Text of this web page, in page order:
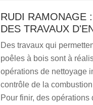
RUDI RAMONAGE
DES TRAVAUX
Des travaux qui
poêles à bois sont à
opérations de nettoyage
contrôle de la
Pour finir, des